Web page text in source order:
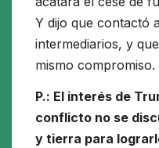
Y dijo que contactó
intermediarios, y
mismo compromiso.
P.: El interés de
conflicto no se
y tierra para